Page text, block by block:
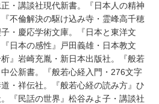
・講談社現代新書。『日本人の精神
不倫解決の駆け込み寺・霊峰高千穂
・慶応学術文庫。『日本と東洋文
日本の感性』戸田義雄・日本教文
』岩崎充胤・新日本出版社。『般若
公新書。『般若心経入門・276文字
・祥伝社。『般若心経の読み方』ひ
『民話の世界』松谷みよ子・講談社